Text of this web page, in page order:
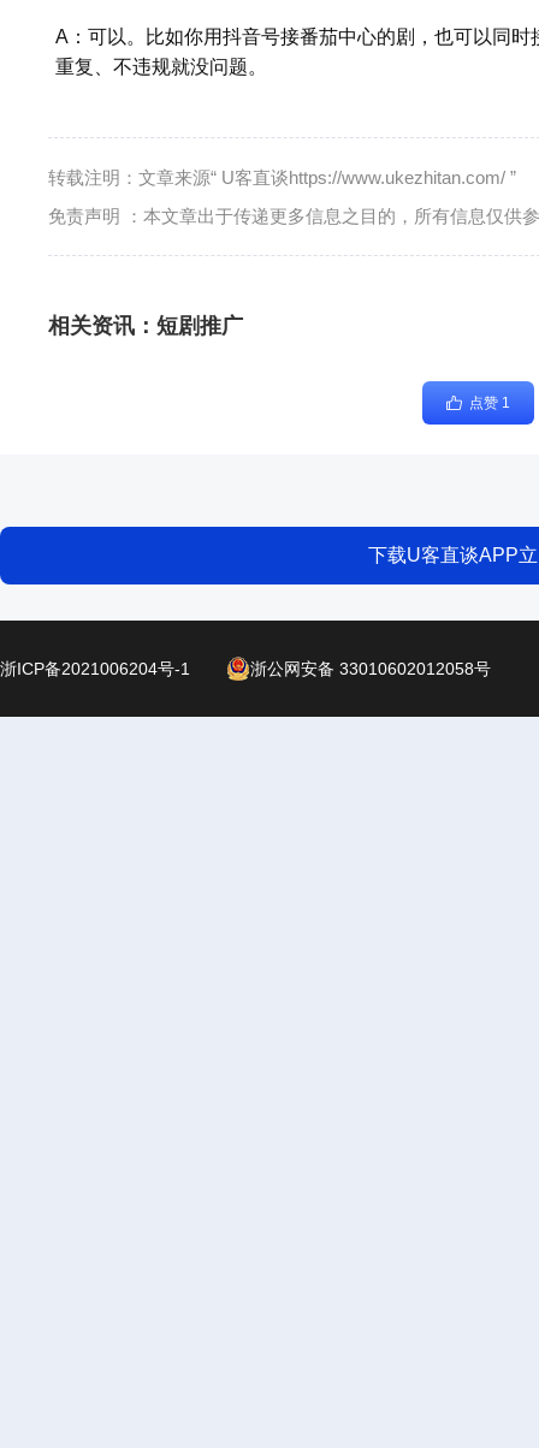
A：可以。比如你用抖音号接番茄中心的剧，也可以同
重复、不违规就没问题。
转载注明：文章来源“ U客直谈https://www.ukezhitan.com/ ”
免责声明 ：本文章出于传递更多信息之目的，所有信息仅供
相关资讯： 短剧推广
点赞 1
下载U客直谈APP
浙ICP备2021006204号-1 浙公网安备 33010602012058号